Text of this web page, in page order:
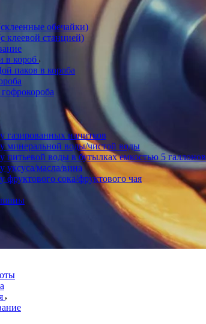
обечайки)
клеевой станцией)
в короб
паков в короба
газированных напитков
минеральной воды/чистой воды
питьевой воды в бутылках емкостью 5 галлонов
уксуса/масла/вина
фруктового сока/фруктового чая